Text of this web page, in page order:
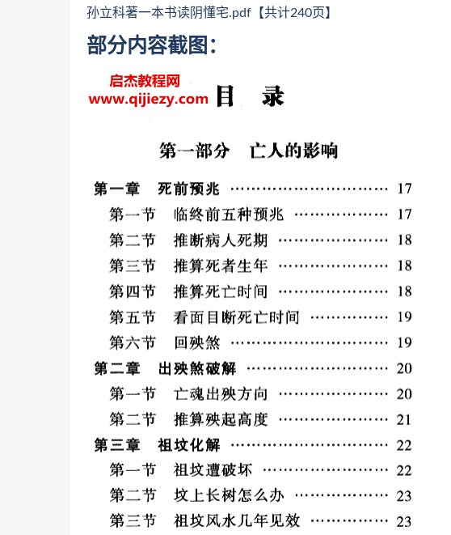
孙立科著一本书读阴懂‬宅.pdf【共计240页】
部分内容截图：